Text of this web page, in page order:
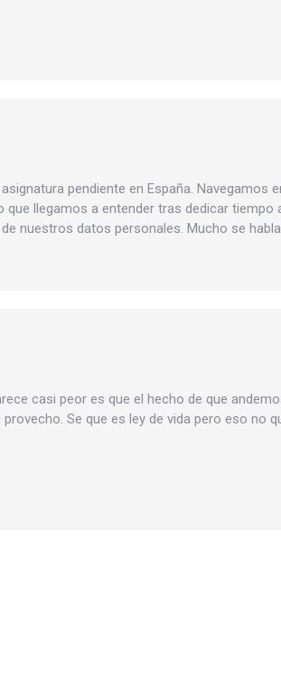
pendiente en España.
llegamos a entender tras dedicar
nuestros datos personales. Mucho se
casi peor es que el hecho de que
Se que es ley de vida pero eso no